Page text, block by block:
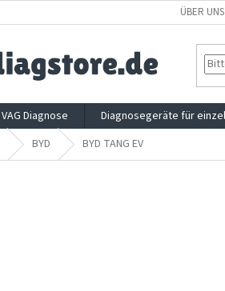
ÜBER UNS
VAG Diagnose Diagnosegeräte für
BYD BYD TANG EV